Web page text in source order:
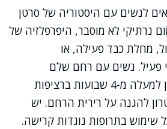
לנשים עם היסטוריה של סרטן
נרתיקי לא מוסבר, היפרפלזיה של
מחלת כבד פעילה, או
פעיל. נשים עם רחם שלם
המשתמשות באובסטין למעלה מ-4 שבועות ברציפות
להגנה על רירית הרחם. יש
שימוש בתרופות נוגדות קרישה.